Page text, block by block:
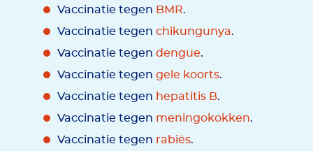
Vaccinatie tegen BMR.
Vaccinatie tegen chikungunya.
Vaccinatie tegen dengue.
Vaccinatie tegen gele koorts.
Vaccinatie tegen hepatitis B.
Vaccinatie tegen meningokokken.
Vaccinatie tegen rabiës.